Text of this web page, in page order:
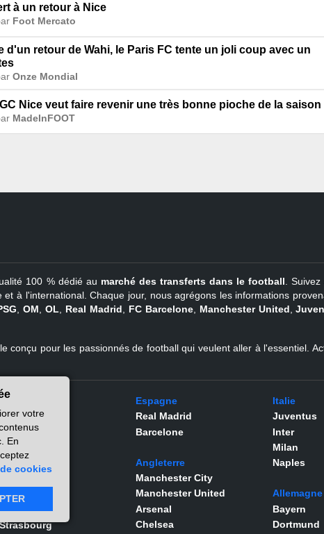
à un retour à Nice
Foot Mercato
d'un retour de Wahi, le Paris FC tente un joli coup avec un
Onze Mondial
Nice veut faire revenir une très bonne pioche de la saison
MadeInFOOT
100 % dédié au marché des transferts dans le football.
et à l'international. Chaque jour, nous agrégons les informations
, OM, OL, Real Madrid, FC Barcelone, Manchester United,
conçu pour les passionnés de football qui veulent aller à l'essentiel.
1
Lille
Espagne
Real Madrid
Barcelone
Angleterre
Manchester City
Manchester United
Arsenal
Chelsea
Italie
Juventus
Inter
Milan
Naples
Allemagne
Bayern
Dortmund
votre
En
cookies